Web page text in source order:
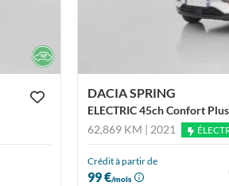
DACIA SPRING
ELECTRIC 45ch Confort Plus
62,869 KM | 2021
Crédit à partir de
99 €/mois